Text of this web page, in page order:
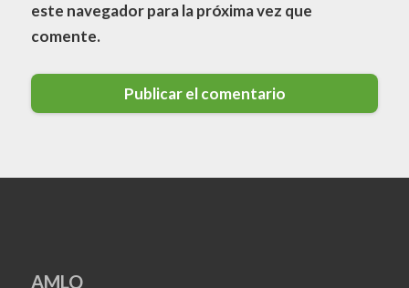
este navegador para la próxima vez que
comente.
AMLQ